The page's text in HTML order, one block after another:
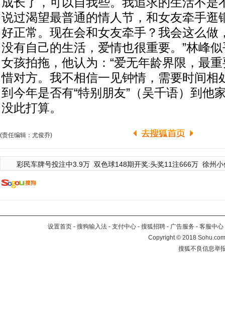
说过渴望最普通的情人节，和女友牵手逛
好正常。现在会和女友牵手？我会这么做
没有自己的生活，爱情也很重要。”林峰
女孩拍拖，他认为：“爱无年龄界限，最
惜对方。我不相信一见钟情，需要时间相
到今年是否有“特别朋友”（吴千语）到他
没此打算。
(责任编辑：尤俊乔)
彩民车牌号投注中3.9万 双色球148期开奖:头奖11注666万 徐州
设置首页 - 搜狗输入法 - 支付中心 - 搜狐招聘 - 广告服务 - 客服中心
Copyright©2018
搜狐不良信息举